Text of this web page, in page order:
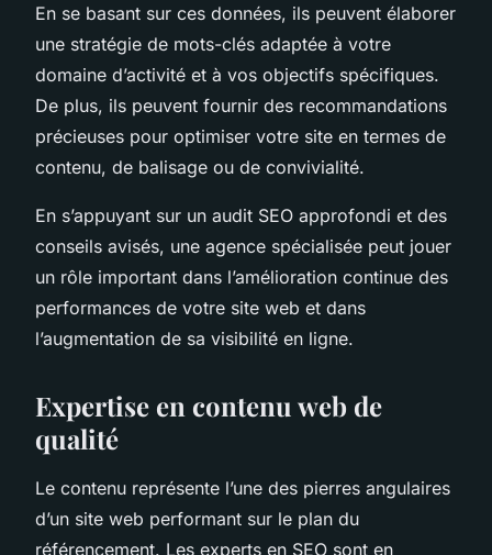
En se basant sur ces données, ils peuvent élaborer
une stratégie de mots-clés adaptée à votre
domaine d’activité et à vos objectifs spécifiques.
De plus, ils peuvent fournir des recommandations
précieuses pour optimiser votre site en termes de
contenu, de balisage ou de convivialité.
En s’appuyant sur un audit SEO approfondi et des
conseils avisés, une agence spécialisée peut jouer
un rôle important dans l’amélioration continue des
performances de votre site web et dans
l’augmentation de sa visibilité en ligne.
Expertise en contenu web de
qualité
Le contenu représente l’une des pierres angulaires
d’un site web performant sur le plan du
référencement. Les experts en SEO sont en